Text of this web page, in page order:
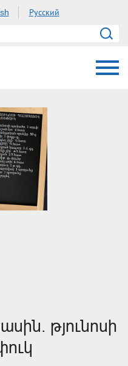
Русский
թյունոսի